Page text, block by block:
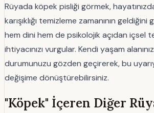
Rüyada köpek pisliği görmek,
karışıklığı temizleme zamanının
hem dini hem de psikolojik açıdan içsel
ihtiyacınızı vurgular. Kendi yaşam
durumunuzu gözden geçirerek, bu
değişime dönüştürebilirsiniz.
"Köpek" İçeren Diğer